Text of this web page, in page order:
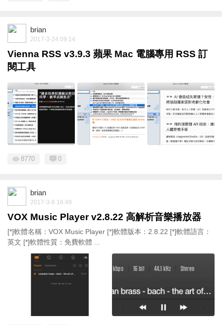
brian
2017-3-24 09:14
Vienna RSS v3.9.3 蘋果 Mac 電腦專用 RSS 訂
閱工具
8770 0
brian
2017-3-8 16:49
VOX Music Player v2.8.22 高解析音樂播放器
[*]軟體名稱：VOX Music Player [*]軟體版本：2.8.22 [*]軟體語言：
英文 [*]軟體性質：免費軟體 ...